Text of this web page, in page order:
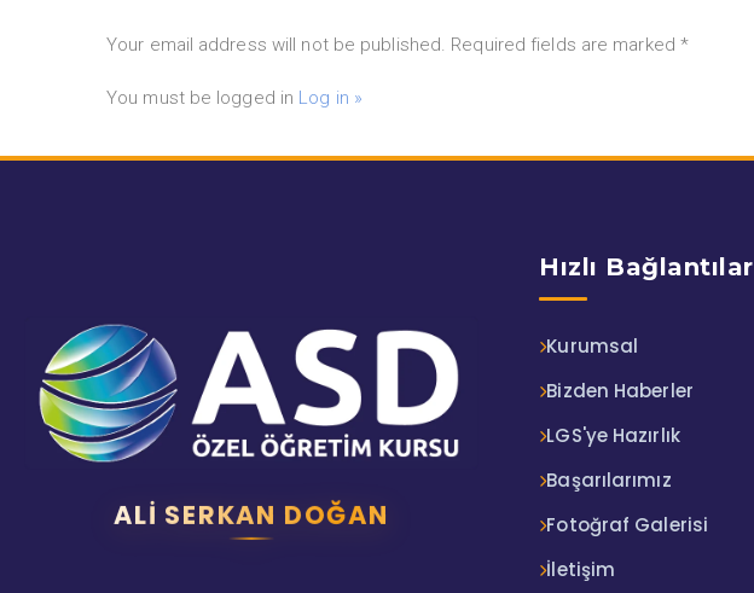
Your email address will not be published. Required fields are marked *
You must be logged in Log in »
ALI SERKAN DOĞAN
Hızlı Bağlantılar
Kurumsal
Bizden Haberler
LGS'ye Hazırlık
Başarılarımız
Fotoğraf Galerisi
İletişim